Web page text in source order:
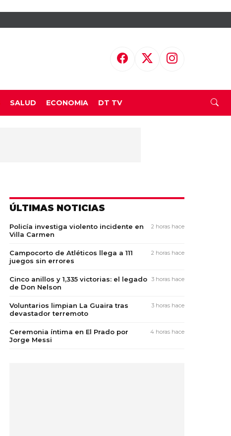
SALUD ECONOMIA DT TV
ÚLTIMAS NOTICIAS
Policía investiga violento incidente en
Villa Carmen
2 horas hace
Campocorto de Atléticos llega a 111
juegos sin errores
2 horas hace
Cinco anillos y 1,335 victorias: el legado
de Don Nelson
3 horas hace
Voluntarios limpian La Guaira tras
devastador terremoto
3 horas hace
Ceremonia íntima en El Prado por
Jorge Messi
4 horas hace